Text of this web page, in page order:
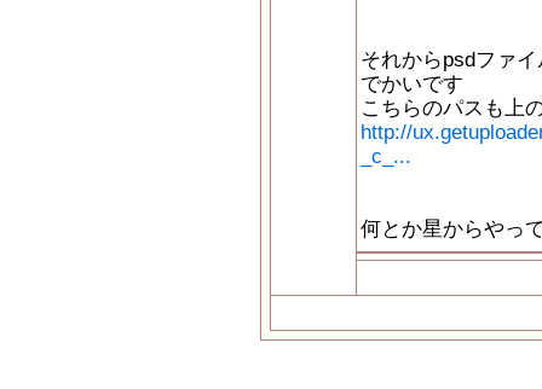
それからpsdファ
でかいです
こちらのパスも上
http://
_c_...
何とか星からやっ